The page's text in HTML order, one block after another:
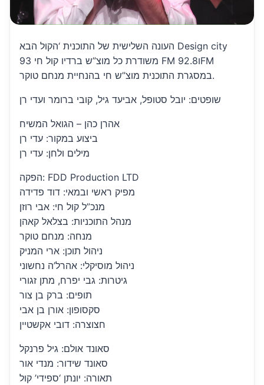
העונה השלישית של התוכנית ‘הקול הבא Design city
משודרת כל מוצ”ש ברדיו קול חי 93 FM ו92.8FM
במסגרת התוכנית מוצ”ש חי בהנחיית מנחם טוקר.
שופטים: יובל סטופל, אביעד גיל, קובי ברומר ועדי רן
אהרן כהן – הגואל המשיח
ביצוע במקור: עדי רן
מילים ולחן: עדי רן
הפקה: FDD Production LTD
מפיק ראשי ובמאי: דוד פדידה
מנכ”ל קול חי: אבי רוזן
מנהל התוכניות: בצלאל קאהן
מנחה: מנחם טוקר
ניהול תוכן: ארי המניק
ניהול מוסיקלי: אהרל’ה נחשוני
גיטרות: גבי יפרח, מתן זגורי
תופים: ברק בן צור
סקסופון: אורן בן אבי
חצוצרה: דובי אקשטיין
סאונד אולם: גיל פרנקל
סאונד שידור: מנדי אור
תאורה: יונתן ‘ספידי’ קול